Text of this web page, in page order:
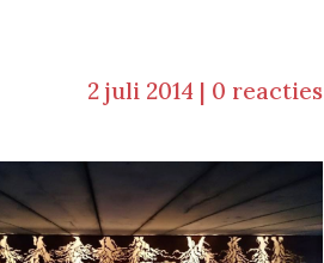
2 juli 2014| 0 reacties